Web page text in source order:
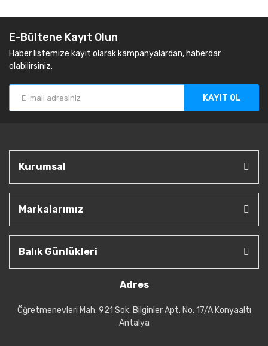
E-Bültene Kayıt Olun
Haber listemize kayıt olarak kampanyalardan, haberdar
olabilirsiniz.
KAYIT OL
Kurumsal
Markalarımız
Balık Günlükleri
Adres
Öğretmenevleri Mah. 921 Sok. Bilginler Apt. No: 17/A Konyaaltı
Antalya